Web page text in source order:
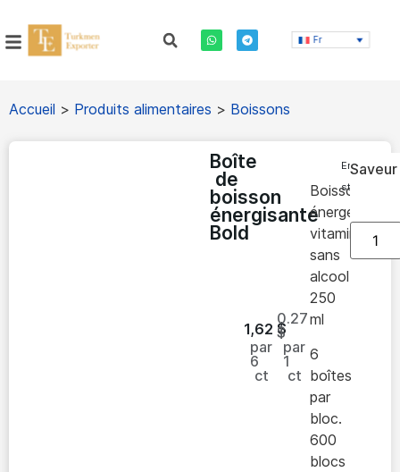
Fr
Accueil > Produits alimentaires > Boissons
Boîte
de
boisson
énergisante
Bold
1,62 $
par
6
ct
0.27
$
par
1
ct
Boisson
énergétique
vitaminée
sans
alcool
250
ml
6
boîtes
par
bloc.
600
blocs
En
stock
Saveur